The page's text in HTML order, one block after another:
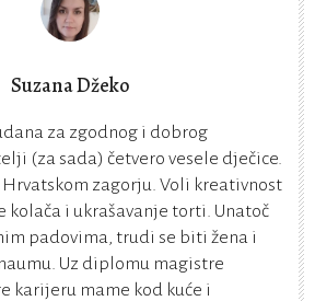
Suzana Džeko
za zgodnog i dobrog
(za sada) četvero vesele dječice.
zagorju. Voli kreativnost
kolača i ukrašavanje torti. Unatoč
padovima, trudi se biti žena i
Uz diplomu magistre
karijeru mame kod kuće i